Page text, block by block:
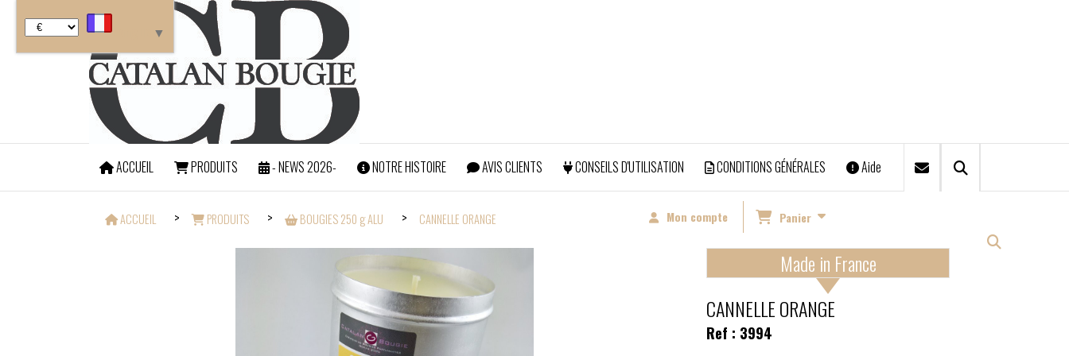
Mon compte Panier
ACCUEIL PRODUITS - NEWS 2026- NOTRE HISTOIRE AVIS CLIENTS CONSEILS D'UTILISATION CONDITIONS GÉNÉRALES Aide
ACCUEIL PRODUITS BOUGIES 250 g ALU CANNELLE ORANGE
Made in France
CANNELLE ORANGE
Ref : 3994
▼
Panneau de gestion des cookies